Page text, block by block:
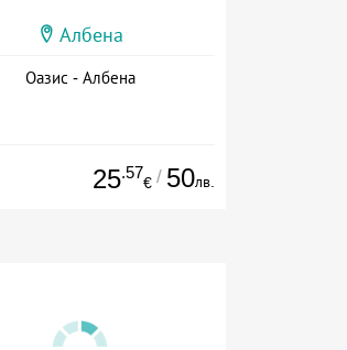
Албена
Оазис - Албена
25.57
€ / 50лв.